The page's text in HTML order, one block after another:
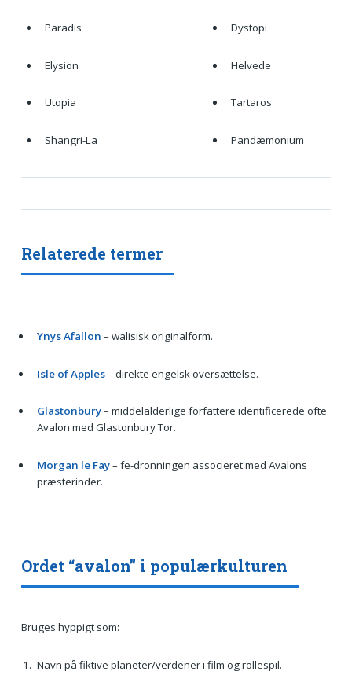
Paradis
Elysion
Utopia
Shangri-La
Dystopi
Helvede
Tartaros
Pandæmonium
Relaterede termer
Ynys Afallon – walisisk originalform.
Isle of Apples– direkte engelsk oversættelse.
Glastonbury– middelalderlige forfattere identificerede ofte
Avalon med Glastonbury Tor.
Morgan le Fay– fe-dronningen associeret med Avalons
præsterinder.
Ordet “avalon” i populærkulturen
Bruges hyppigt som:
Navn på fiktive planeter/verdener i film og rollespil.